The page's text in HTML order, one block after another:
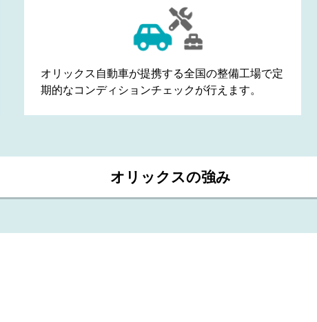
オリックス自動車が提携する全国の整備工場で定
期的なコンディションチェックが行えます。
オリックスの強み